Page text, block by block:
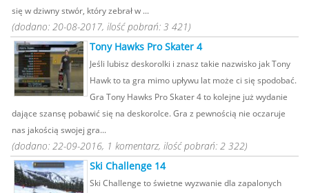
się w dziwny stwór, który zebrał w ...
(dodano: 20-08-2017, ilość pobrań: 3 421)
Tony Hawks Pro Skater 4
Jeśli lubisz deskorolki i znasz takie nazwisko jak Tony
Hawk to ta gra mimo upływu lat może ci się spodobać.
Gra Tony Hawks Pro Skater 4 to kolejne już wydanie
dające szansę pobawić się na deskorolce. Gra z pewnością nie oczaruje
nas jakością swojej gra...
(dodano: 22-09-2016, 1 komentarz, ilość pobrań: 2 322)
Ski Challenge 14
Ski Challenge to świetne wyzwanie dla zapalonych